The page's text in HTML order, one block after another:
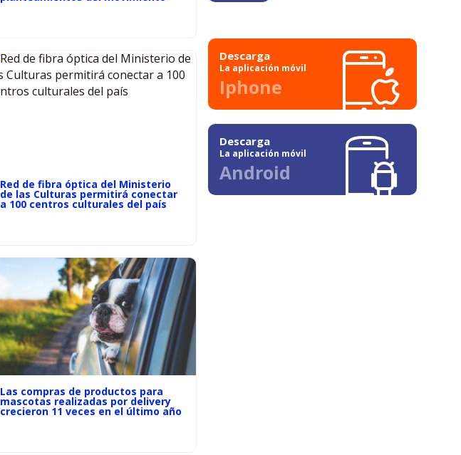
Red de fibra óptica del Ministerio
de las Culturas permitirá conectar
a 100 centros culturales del país
Las compras de productos para
mascotas realizadas por delivery
crecieron 11 veces en el último año
Descarga
La aplicación móvil
Iphone
Descarga
La aplicación móvil
Android